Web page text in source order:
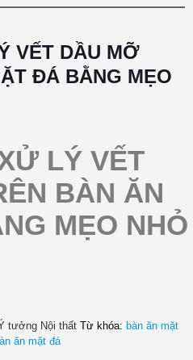
VẾT DẦU MỠ
ĐÁ BẰNG MẸO
LÝ VẾT
BÀN ĂN
MẸO NHỎ
tưởng Nội thất Từ khóa: bàn ăn mặt
ăn mặt đá